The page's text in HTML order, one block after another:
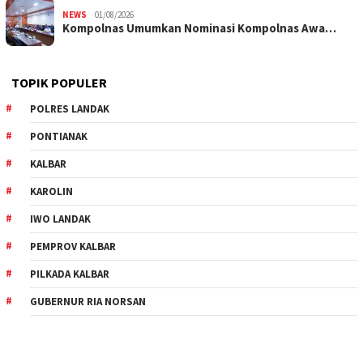
NEWS 01/08/2026
Kompolnas Umumkan Nominasi Kompolnas Awa…
TOPIK POPULER
POLRES LANDAK
PONTIANAK
KALBAR
KAROLIN
IWO LANDAK
PEMPROV KALBAR
PILKADA KALBAR
GUBERNUR RIA NORSAN